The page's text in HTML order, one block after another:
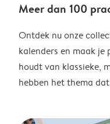
Meer dan 100
Ontdek nu onze
kalenders en maak je
houdt van klassieke,
hebben het thema